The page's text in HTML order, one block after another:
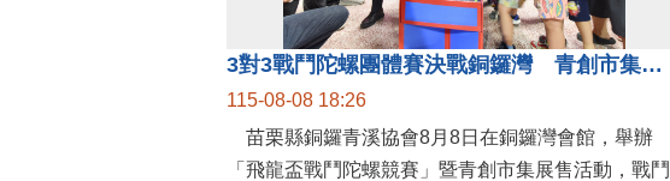
3對3戰鬥陀螺團體賽決戰銅鑼灣 青創市集展售為父親節增添繽紛
115-08-08 18:26
苗栗縣銅鑼青溪協會8月8日在銅鑼灣會館，舉辦
「飛龍盃戰鬥陀螺競賽」暨青創市集展售活動，戰鬥